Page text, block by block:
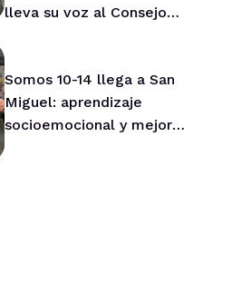
lleva su voz al Consejo
Somos 10-14 llega a San
Miguel: aprendizaje
socioemocional y mejor